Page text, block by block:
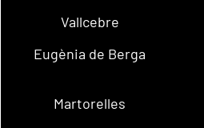
Vallcebre
Eugènia de Berga
Martorelles